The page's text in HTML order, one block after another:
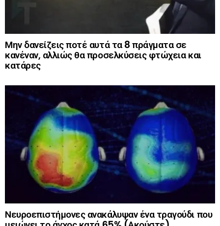
Μην δανείζεις ποτέ αυτά τα 8 πράγματα σε
κανέναν, αλλιώς θα προσελκύσεις φτώχεια και
κατάρες
Νευροεπιστήμονες ανακάλυψαν ένα τραγούδι που